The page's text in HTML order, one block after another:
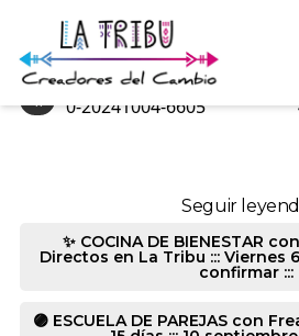
4948-20241004-
« 0-20241004-6605
Seguir
✨ COCINA DE BIENESTAR
Directos en La Tribu ::: Viernes
confirmar :::
🟣 ESCUELA DE PAREJAS con